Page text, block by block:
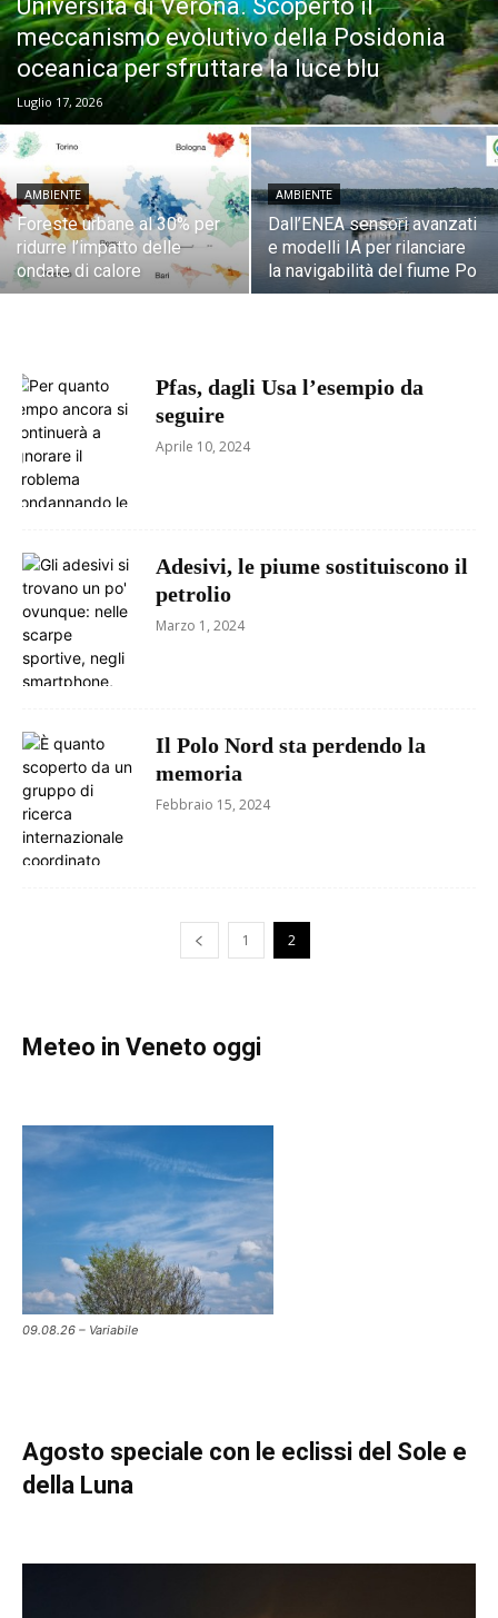
Università di Verona. Scoperto il
meccanismo evolutivo della Posidonia
oceanica per sfruttare la luce blu
Luglio 17, 2026
AMBIENTE
Foreste urbane al 30% per
ridurre l’impatto delle
ondate di calore
AMBIENTE
Dall’ENEA sensori avanzati
e modelli IA per rilanciare
la navigabilità del fiume Po
Pfas, dagli Usa l’esempio da
seguire
Aprile 10, 2024
Adesivi, le piume sostituiscono il
petrolio
Marzo 1, 2024
Il Polo Nord sta perdendo la
memoria
Febbraio 15, 2024
1 2
Meteo in Veneto oggi
09.08.26 – Variabile
Agosto speciale con le eclissi del Sole e
della Luna